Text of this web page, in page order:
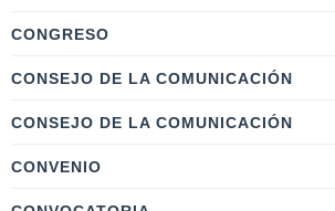
CONGRESO
CONSEJO DE LA COMUNICACIÓN
CONSEJO DE LA COMUNICACIÓN
CONVENIO